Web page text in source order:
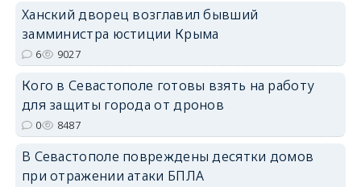
Ханский дворец возглавил бывший
замминистра юстиции Крыма
6 9027
Кого в Севастополе готовы взять на работу
для защиты города от дронов
0 8487
В Севастополе повреждены десятки домов
при отражении атаки БПЛА